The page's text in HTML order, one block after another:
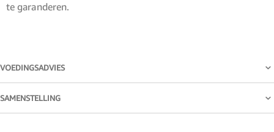
te garanderen.
VOEDINGSADVIES
SAMENSTELLING